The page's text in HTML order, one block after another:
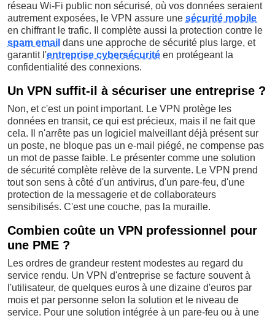
réseau Wi-Fi public non sécurisé, où vos données seraient
autrement exposées, le VPN assure une sécurité mobile
en chiffrant le trafic. Il complète aussi la protection contre le
spam email dans une approche de sécurité plus large, et
garantit l'entreprise cybersécurité en protégeant la
confidentialité des connexions.
Un VPN suffit-il à sécuriser une entreprise ?
Non, et c'est un point important. Le VPN protège les
données en transit, ce qui est précieux, mais il ne fait que
cela. Il n'arrête pas un logiciel malveillant déjà présent sur
un poste, ne bloque pas un e-mail piégé, ne compense pas
un mot de passe faible. Le présenter comme une solution
de sécurité complète relève de la survente. Le VPN prend
tout son sens à côté d'un antivirus, d'un pare-feu, d'une
protection de la messagerie et de collaborateurs
sensibilisés. C'est une couche, pas la muraille.
Combien coûte un VPN professionnel pour
une PME ?
Les ordres de grandeur restent modestes au regard du
service rendu. Un VPN d'entreprise se facture souvent à
l'utilisateur, de quelques euros à une dizaine d'euros par
mois et par personne selon la solution et le niveau de
service. Pour une solution intégrée à un pare-feu ou à une